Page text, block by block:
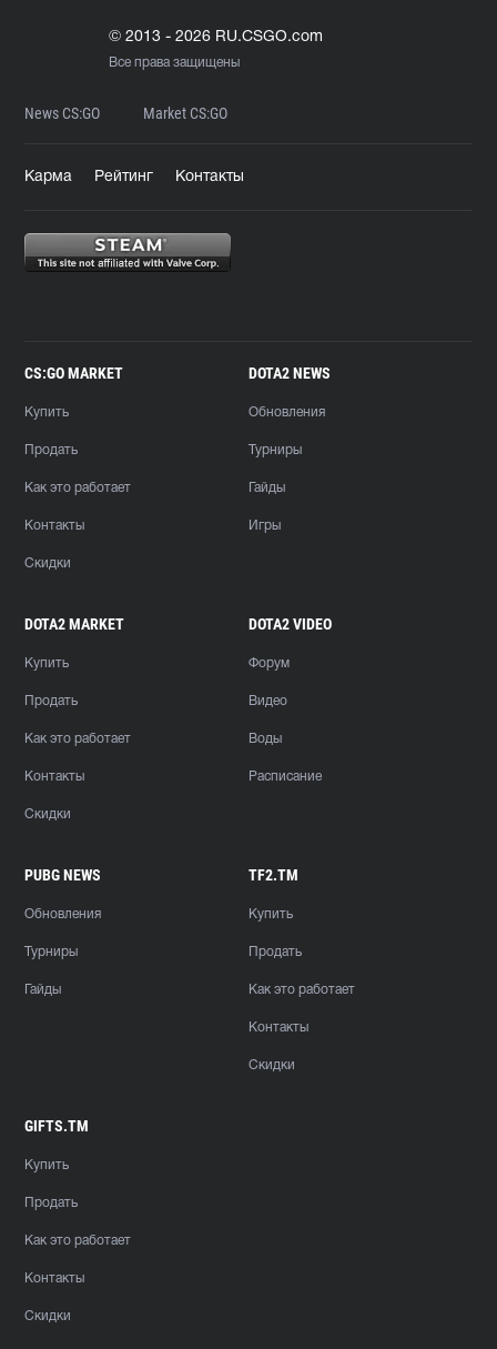
© 2013 - 2026 RU.CSGO.com
Все права защищены
News CS:GO Market CS:GO
Карма Рейтинг Контакты
CS:GO MARKET
Купить
Продать
Как это работает
Контакты
Скидки
DOTA2 NEWS
Обновления
Турниры
Гайды
Игры
DOTA2 MARKET
Купить
Продать
Как это работает
Контакты
Скидки
DOTA2 VIDEO
Форум
Видео
Воды
Расписание
PUBG NEWS
Обновления
Турниры
Гайды
TF2.TM
Купить
Продать
Как это работает
Контакты
Скидки
GIFTS.TM
Купить
Продать
Как это работает
Контакты
Скидки